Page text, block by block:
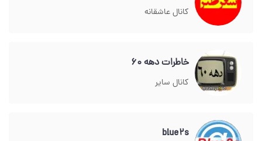
کانال عاشقانه
خاطرات دهه ۶۰
کانال سایر
blue2s